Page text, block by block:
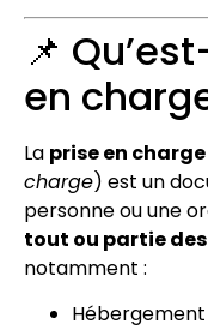
📌
en
La prise en charge
charge) est un
personne ou une
tout ou partie
notamment :
Hébergement